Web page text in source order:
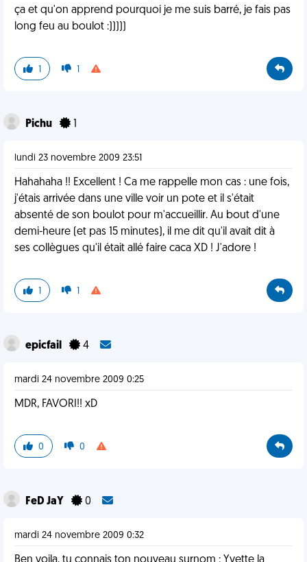
ça et qu'on apprend pourquoi je me suis barré, je fais pas
long feu au boulot :)))))
1 1
Pichu
lundi 23 novembre 2009 23:51
Hahahaha !! Excellent ! Ca me rappelle mon cas : une fois,
j'étais arrivée dans une ville voir un pote et il s'était
absenté de son boulot pour m'accueillir. Au bout d'une
demi-heure (et pas 15 minutes), il me dit qu'il avait dit à
ses collègues qu'il était allé faire caca XD ! J'adore !
1 1
epicfail 4
mardi 24 novembre 2009 0:25
MDR, FAVORI!! xD
0 0
FeD JaY 0
mardi 24 novembre 2009 0:32